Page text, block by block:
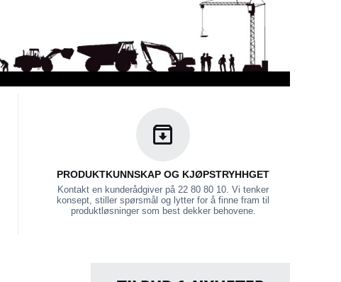
PRODUKTKUNNSKAP OG KJØPSTRYHHGET
Kontakt en kunderådgiver på 22 80 80 10. Vi tenker
konsept, stiller spørsmål og lytter for å finne fram til
produktløsninger som best dekker behovene.